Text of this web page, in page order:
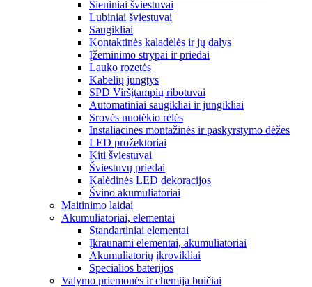
Sieniniai šviestuvai
Lubiniai šviestuvai
Saugikliai
Kontaktinės kaladėlės ir jų dalys
Įžeminimo strypai ir priedai
Lauko rozetės
Kabelių jungtys
SPD Viršįtampių ribotuvai
Automatiniai saugikliai ir jungikliai
Srovės nuotėkio rėlės
Instaliacinės montažinės ir paskyrstymo dėžės
LED prožektoriai
Kiti šviestuvai
Šviestuvų priedai
Kalėdinės LED dekoracijos
Švino akumuliatoriai
Maitinimo laidai
Akumuliatoriai, elementai
Standartiniai elementai
Įkraunami elementai, akumuliatoriai
Akumuliatorių įkrovikliai
Specialios baterijos
Valymo priemonės ir chemija buičiai